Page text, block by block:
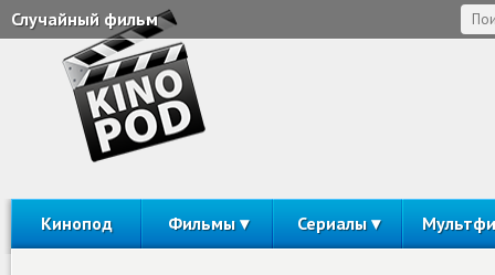
Случайный фильм
Кинопод Фильмы Сериалы